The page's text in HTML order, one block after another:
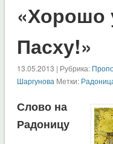
«Хорошо
Пасху!»
13.05.2013 | Рубрика:
Шаргунова Метки:
Слово на
Радоницу